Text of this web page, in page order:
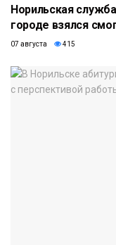
Норильская
городе взялся
07 августа 415